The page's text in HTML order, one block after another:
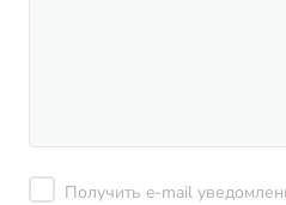
Получить e-mail